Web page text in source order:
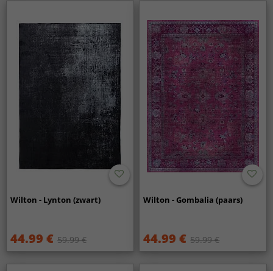
Wilton - Lynton (zwart)
44.99 € 59.99 €
Wilton - Gombalia (paars)
44.99 € 59.99 €